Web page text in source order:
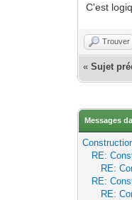
C'est
Trouver
«Sujet
Messages
RE:
RE:
RE:
RE: